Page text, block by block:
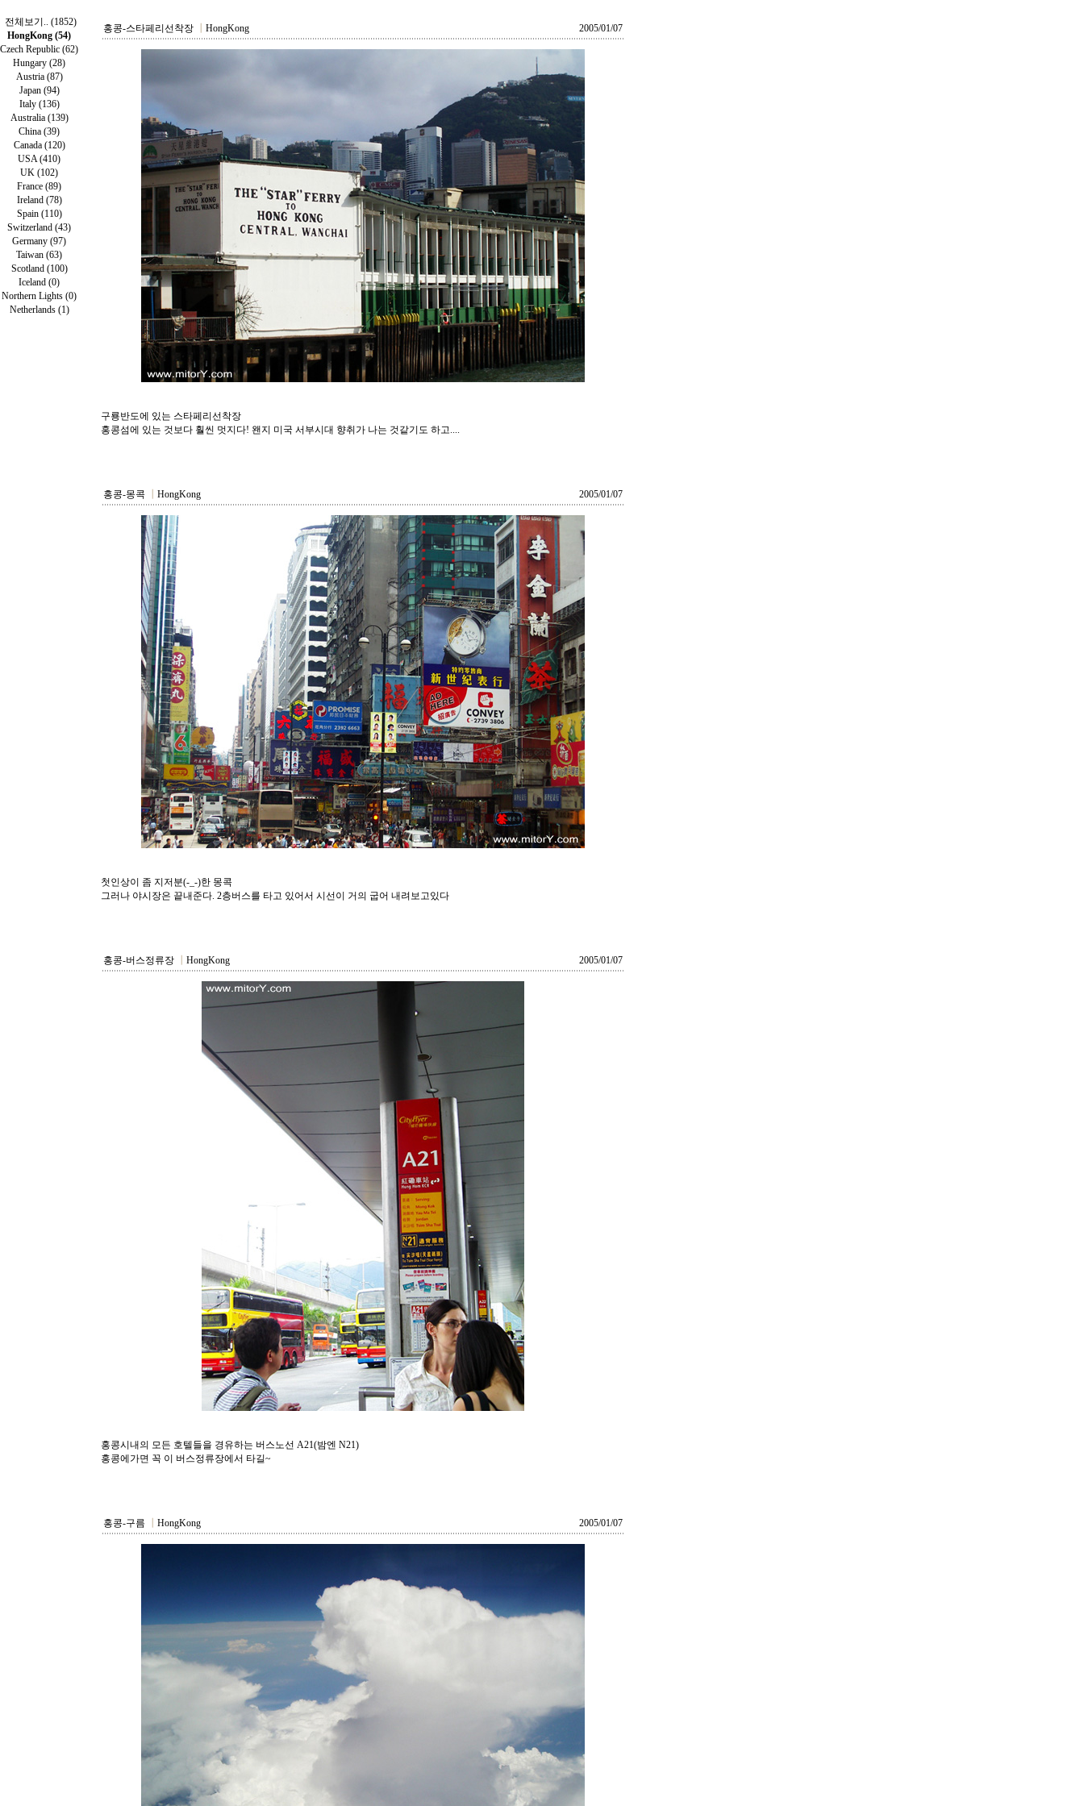
전체보기.. (1852)
HongKong (54)
Czech Republic (62)
Hungary (28)
Austria (87)
Japan (94)
Italy (136)
Australia (139)
China (39)
Canada (120)
USA (410)
UK (102)
France (89)
Ireland (78)
Spain (110)
Switzerland (43)
Germany (97)
Taiwan (63)
Scotland (100)
Iceland (0)
Northern Lights (0)
Netherlands (1)
홍콩-스타페리선착장 HongKong 2005/01/07
구룡반도에 있는 스타페리선착장
홍콩섬에 있는 것보다 훨씬 멋지다! 왠지 미국 서부시대 향취가 나는 것같기도 하고....
홍콩-몽콕 HongKong 2005/01/07
첫인상이 좀 지저분(-_-)한 몽콕
그러나 야시장은 끝내준다. 2층버스를 타고 있어서 시선이 거의 굽어 내려보고있다
홍콩-버스정류장 HongKong 2005/01/07
홍콩시내의 모든 호텔들을 경유하는 버스노선 A21(밤엔 N21)
홍콩에가면 꼭 이 버스정류장에서 타길~
홍콩-구름 HongKong 2005/01/07